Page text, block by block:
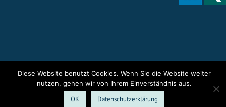
Diese Website benutzt Cookies. Wenn Sie die Website weiter
nutzen, gehen wir von Ihrem Einverständnis aus.
OK Datenschutzerklärung